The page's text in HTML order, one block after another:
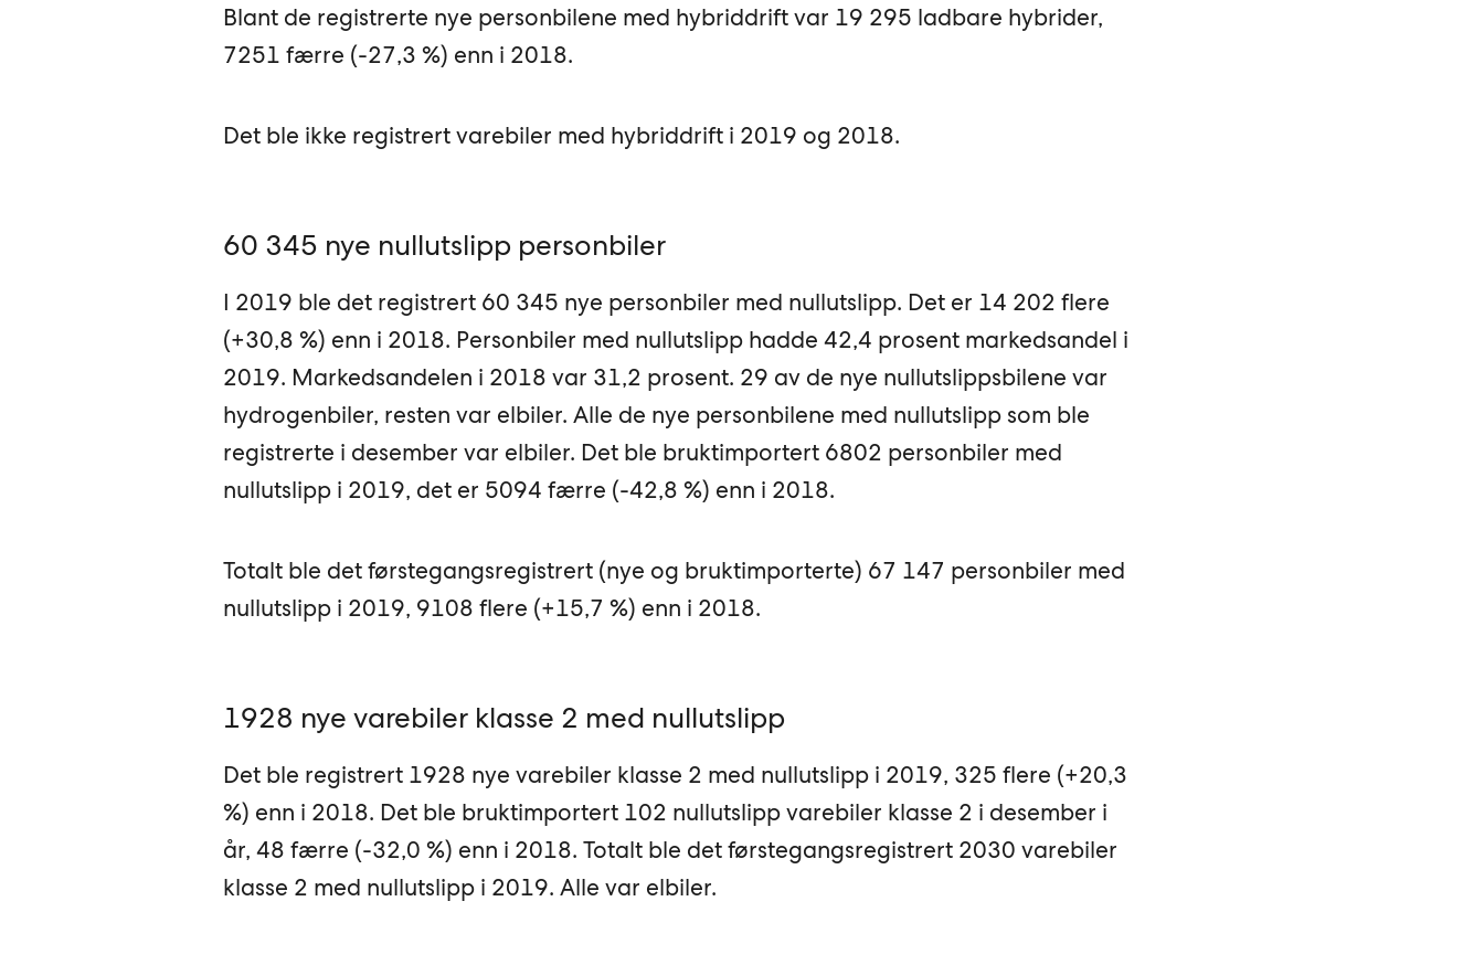
Blant de registrerte nye personbilene med hybriddrift var 19 295 ladbare hybrider,
7251 færre (-27,3 %) enn i 2018.
Det ble ikke registrert varebiler med hybriddrift i 2019 og 2018.
60 345 nye nullutslipp personbiler
I 2019 ble det registrert 60 345 nye personbiler med nullutslipp. Det er 14 202 flere
(+30,8 %) enn i 2018. Personbiler med nullutslipp hadde 42,4 prosent markedsandel i
2019. Markedsandelen i 2018 var 31,2 prosent. 29 av de nye nullutslippsbilene var
hydrogenbiler, resten var elbiler. Alle de nye personbilene med nullutslipp som ble
registrerte i desember var elbiler. Det ble bruktimportert 6802 personbiler med
nullutslipp i 2019, det er 5094 færre (-42,8 %) enn i 2018.
Totalt ble det førstegangsregistrert (nye og bruktimporterte) 67 147 personbiler med
nullutslipp i 2019, 9108 flere (+15,7 %) enn i 2018.
1928 nye varebiler klasse 2 med nullutslipp
Det ble registrert 1928 nye varebiler klasse 2 med nullutslipp i 2019, 325 flere (+20,3
%) enn i 2018. Det ble bruktimportert 102 nullutslipp varebiler klasse 2 i desember i
år, 48 færre (-32,0 %) enn i 2018. Totalt ble det førstegangsregistrert 2030 varebiler
klasse 2 med nullutslipp i 2019. Alle var elbiler.